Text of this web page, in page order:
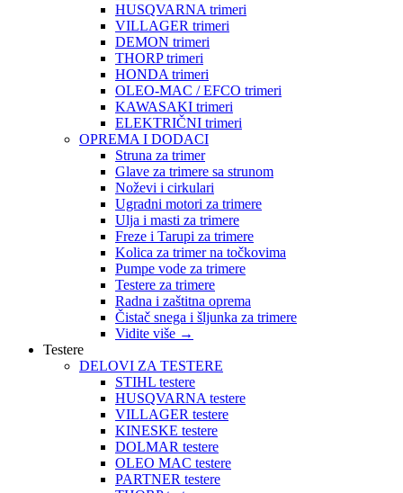
HUSQVARNA trimeri
VILLAGER trimeri
DEMON trimeri
THORP trimeri
HONDA trimeri
OLEO-MAC / EFCO trimeri
KAWASAKI trimeri
ELEKTRIČNI trimeri
OPREMA I DODACI
Struna za trimer
Glave za trimere sa strunom
Noževi i cirkulari
Ugradni motori za trimere
Ulja i masti za trimere
Freze i Tarupi za trimere
Kolica za trimer na točkovima
Pumpe vode za trimere
Testere za trimere
Radna i zaštitna oprema
Čistač snega i šljunka za trimere
Vidite više →
Testere
DELOVI ZA TESTERE
STIHL testere
HUSQVARNA testere
VILLAGER testere
KINESKE testere
DOLMAR testere
OLEO MAC testere
PARTNER testere